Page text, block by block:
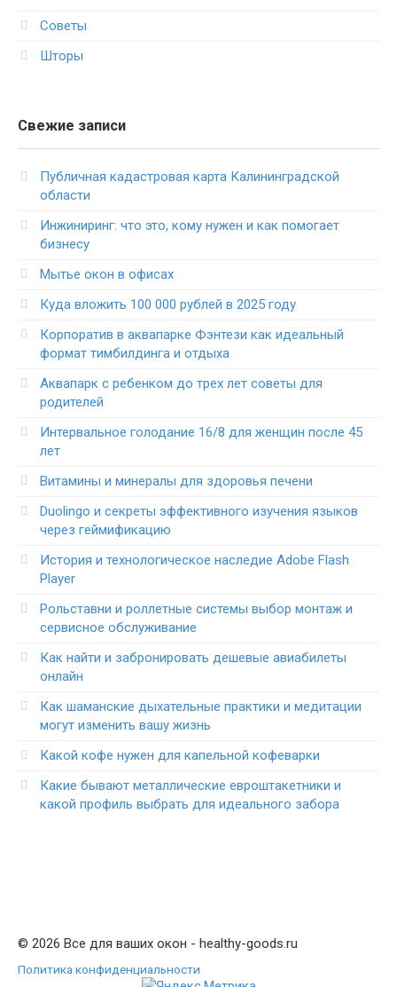
Советы
Шторы
Свежие записи
Публичная кадастровая карта Калининградской
области
Инжиниринг: что это, кому нужен и как помогает
бизнесу
Мытье окон в офисах
Куда вложить 100 000 рублей в 2025 году
Корпоратив в аквапарке Фэнтези как идеальный
формат тимбилдинга и отдыха
Аквапарк с ребенком до трех лет советы для
родителей
Интервальное голодание 16/8 для женщин после 45
лет
Витамины и минералы для здоровья печени
Duolingo и секреты эффективного изучения языков
через геймификацию
История и технологическое наследие Adobe Flash
Player
Рольставни и роллетные системы выбор монтаж и
сервисное обслуживание
Как найти и забронировать дешевые авиабилеты
онлайн
Как шаманские дыхательные практики и медитации
могут изменить вашу жизнь
Какой кофе нужен для капельной кофеварки
Какие бывают металлические евроштакетники и
какой профиль выбрать для идеального забора
© 2026 Все для ваших окон - healthy-goods.ru
Политика конфиденциальности